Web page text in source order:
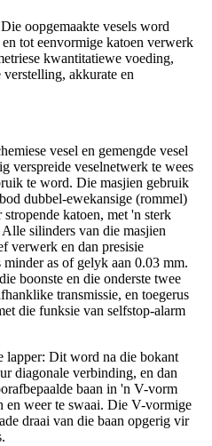
oopgemaakte vesels word
tot eenvormige katoen verwerk
kwantitatiewe voeding,
akkurate en
vesel en gemengde vesel
verspreide veselnetwerk te wees
te word. Die masjien gebruik
dubbel-ewekansige (rommel)
katoen, met 'n sterk
silinders van die masjien
verwerk en dan presisie
as of gelyk aan 0.03 mm.
boonste en die onderste twee
transmissie, en toegerus
die funksie van selfstop-alarm
lapper: Dit word na die bokant
diagonale verbinding, en dan
baan in 'n V-vorm
en weer te swaai. Die V-vormige
draai van die baan opgerig vir